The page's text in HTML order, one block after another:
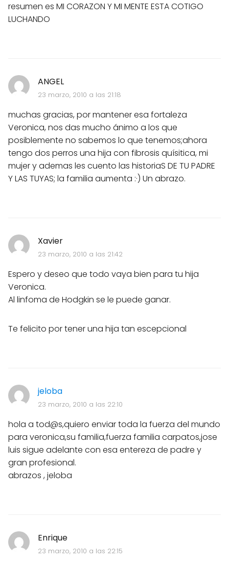
resumen es MI CORAZON Y MI MENTE ESTA COTIGO
LUCHANDO
ANGEL
23 marzo, 2010 a las 21:18
muchas gracias, por mantener esa fortaleza
Veronica, nos das mucho ánimo a los que
posiblemente no sabemos lo que tenemos;ahora
tengo dos perros una hija con fibrosis quísitica, mi
mujer y ademas les cuento las historiaS DE TU PADRE
Y LAS TUYAS; la familia aumenta :·) Un abrazo.
Xavier
23 marzo, 2010 a las 21:42
Espero y deseo que todo vaya bien para tu hija
Veronica.
Al linfoma de Hodgkin se le puede ganar.
Te felicito por tener una hija tan escepcional
jeloba
23 marzo, 2010 a las 22:10
hola a tod@s,quiero enviar toda la fuerza del mundo
para veronica,su familia,fuerza familia carpatos,jose
luis sigue adelante con esa entereza de padre y
gran profesional.
abrazos , jeloba
Enrique
23 marzo, 2010 a las 22:15